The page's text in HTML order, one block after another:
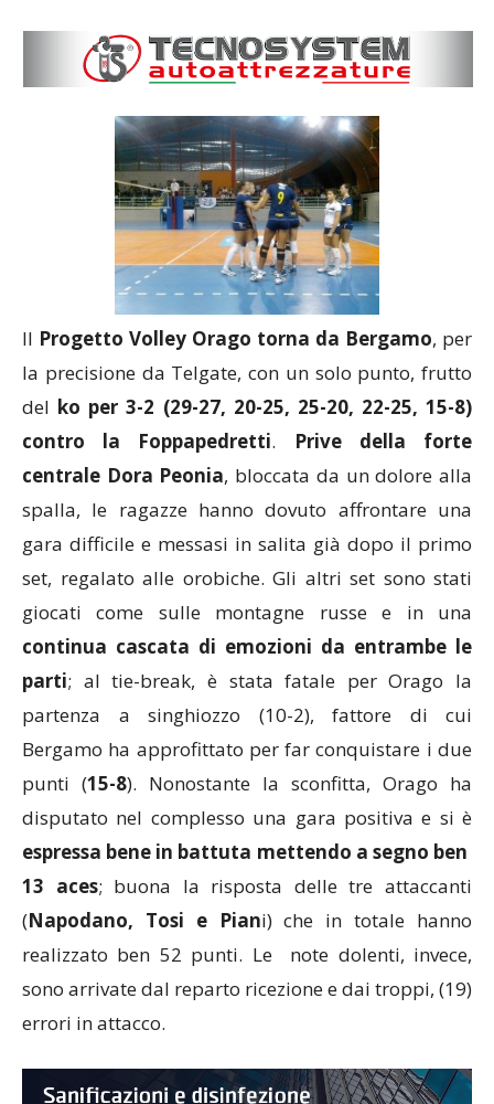
Progetto Volley Orago torna da Bergamo
, per
la precisione da Telgate, con un solo punto, frutto
ko per 3-2 (29-27, 20-25, 25-20, 22-25, 15-8)
contro la Foppapedretti
spalla, le ragazze hanno dovuto affrontare una
gara difficile e messasi in salita già dopo il primo
set, regalato alle orobiche. Gli altri set sono stati
giocati come sulle montagne russe e in una
continua cascata di emozioni da entrambe le
parti
; al tie-break, è stata fatale per Orago la
partenza a singhiozzo (10-2), fattore di cui
Bergamo ha approfittato per far conquistare i due
punti (
). Nonostante la sconfitta, Orago ha
disputato nel complesso una gara positiva e si è
espressa bene in battuta mettendo a segno ben
13 aces
; buona la risposta delle tre attaccanti
Napodano, Tosi e Pian
realizzato ben 52 punti. Le note dolenti, invece,
sono arrivate dal reparto ricezione e dai troppi, (19)